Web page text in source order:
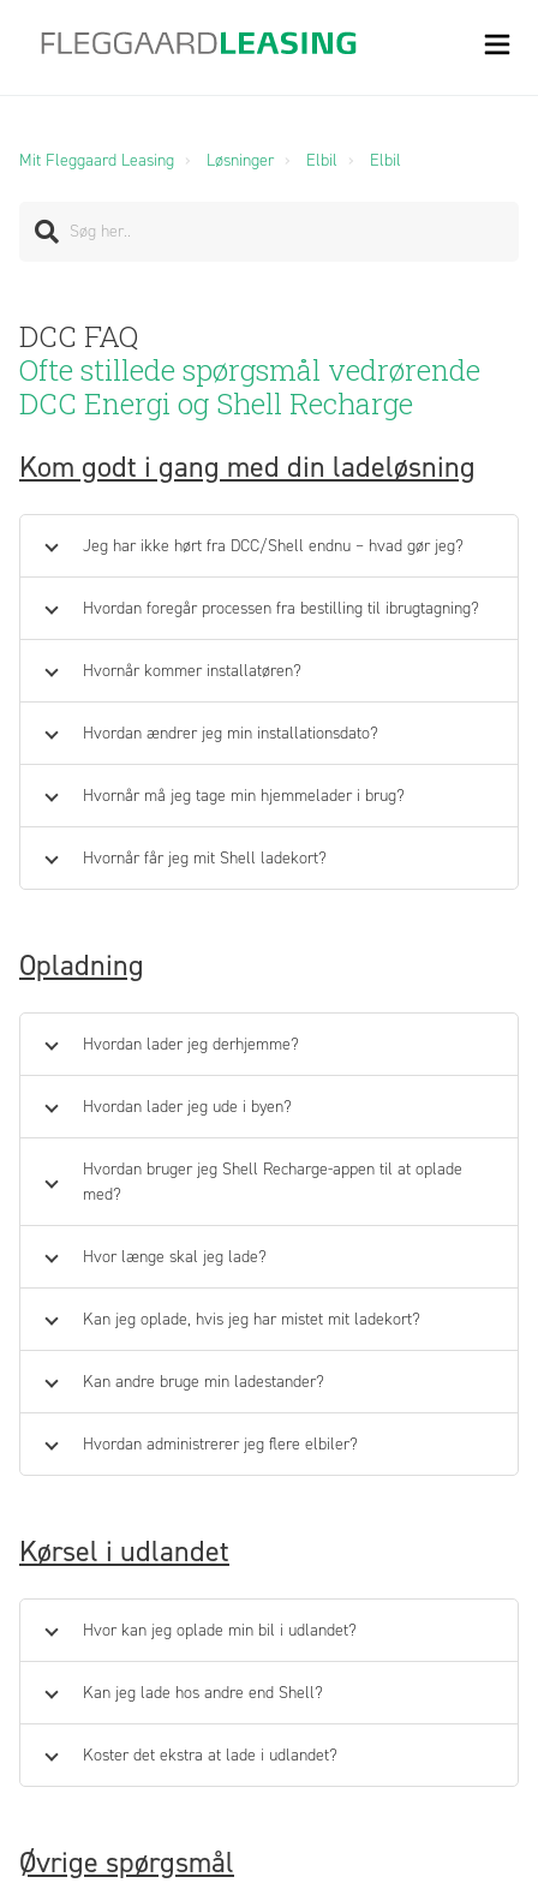
Mit Fleggaard Leasing Løsninger Elbil Elbil
DCC FAQ
Ofte stillede spørgsmål vedrørende
DCC Energi og Shell Recharge
Kom godt i gang med din ladeløsning
Jeg har ikke hørt fra DCC/Shell endnu – hvad gør jeg?
Hvordan foregår processen fra bestilling til ibrugtagning?
Hvornår kommer installatøren?
Hvordan ændrer jeg min installationsdato?
Hvornår må jeg tage min hjemmelader i brug?
Hvornår får jeg mit Shell ladekort?
Opladning
Hvordan lader jeg derhjemme?
Hvordan lader jeg ude i byen?
Hvordan bruger jeg Shell Recharge-appen til at oplade
med?
Hvor længe skal jeg lade?
Kan jeg oplade, hvis jeg har mistet mit ladekort?
Kan andre bruge min ladestander?
Hvordan administrerer jeg flere elbiler?
Kørsel i udlandet
Hvor kan jeg oplade min bil i udlandet?
Kan jeg lade hos andre end Shell?
Koster det ekstra at lade i udlandet?
Øvrige spørgsmål